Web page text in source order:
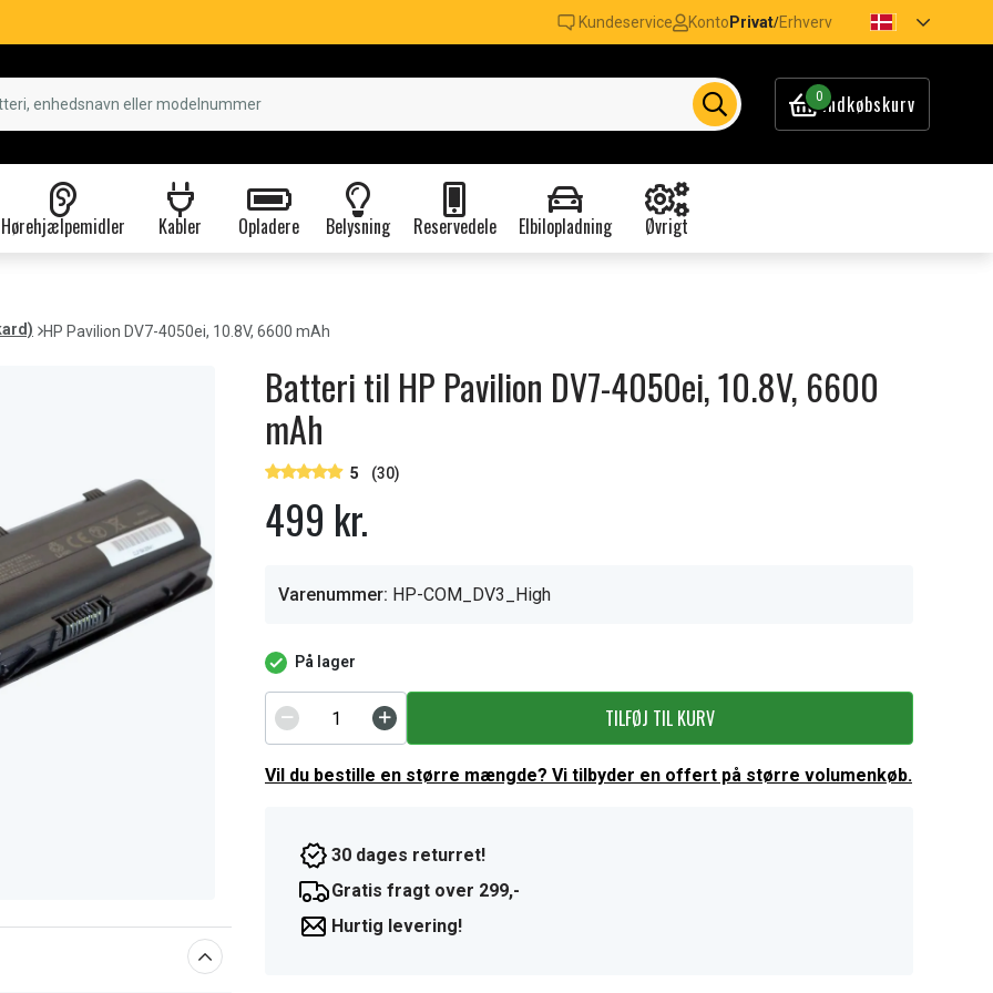
Kundeservice Konto Privat/Erhverv
0Indkøbskurv
Hørehjælpemidler Kabler Opladere Belysning Reservedele Elbilopladning Øvrigt
HP Pavilion DV7-4050ei, 10.8V, 6600 mAh
Batteri til HP Pavilion DV7-4050ei, 10.8V, 6600
mAh
5 (30)
499 kr.
Varenummer: HP-COM_DV3_High
På lager
TILFØJ TIL KURV
Vil du bestille en større mængde? Vi tilbyder en offert på større volumenkøb.
30 dages returret!
Gratis fragt over 299,-
Hurtig levering!